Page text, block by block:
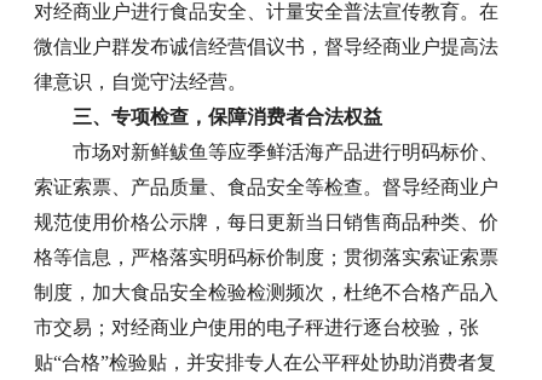
对经商业户进行食品安全、计量安全普法宣传教育。在
微信业户群发布诚信经营倡议书，督导经商业户提高法
律意识，自觉守法经营。
三、专项检查，保障消费者合法权益
市场对新鲜鲅鱼等应季鲜活海产品进行明码标价、
索证索票、产品质量、食品安全等检查。督导经商业户
规范使用价格公示牌，每日更新当日销售商品种类、价
格等信息，严格落实明码标价制度；贯彻落实索证索票
制度，加大食品安全检验检测频次，杜绝不合格产品入
市交易；对经商业户使用的电子秤进行逐台校验，张
贴“合格”检验贴，并安排专人在公平秤处协助消费者复